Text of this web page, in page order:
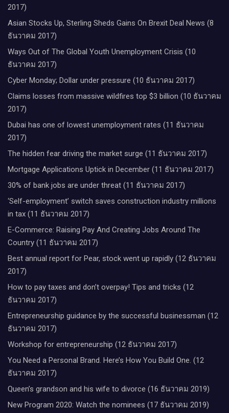
2017)
Asian Stocks Up, Sterling Sheds Gains On Brexit Deal News (8
ธันวาคม 2017)
Ways Out of The Global Youth Unemployment Crisis (10
ธันวาคม 2017)
Cyber Monday; Dollar under pressure (10 ธันวาคม 2017)
Claims losses from massive wildfires top $3 billion (10 ธันวาคม
2017)
Dubai has one of lowest unemployment rates (11 ธันวาคม
2017)
The hidden fear driving the market surge (11 ธันวาคม 2017)
Mortgage Applications Uptick in December (11 ธันวาคม 2017)
30% of bank jobs are under threat (11 ธันวาคม 2017)
‘Self-employment’ switch saves construction industry millions
in tax (11 ธันวาคม 2017)
E-Commerce: Raising Pay And Creating Jobs Around The
Country (11 ธันวาคม 2017)
Best annual report for Pear, stock went up rapidly (12 ธันวาคม
2017)
How to pay taxes and don’t overpay! Tips and tricks (12
ธันวาคม 2017)
Entrepreneurship guidance by the successful businessman (12
ธันวาคม 2017)
Workshop for entrepreneurship (12 ธันวาคม 2017)
You Need a Personal Brand. Here’s How You Build One. (12
ธันวาคม 2017)
Queen’s grandson and his wife to divorce (16 ธันวาคม 2019)
New Program 2020: Watch the nominees (17 ธันวาคม 2019)